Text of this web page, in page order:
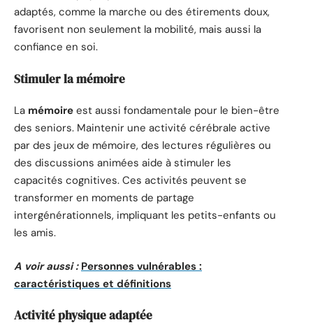
adaptés, comme la marche ou des étirements doux,
favorisent non seulement la mobilité, mais aussi la
confiance en soi.
Stimuler la mémoire
La mémoire est aussi fondamentale pour le bien-être
des seniors. Maintenir une activité cérébrale active
par des jeux de mémoire, des lectures régulières ou
des discussions animées aide à stimuler les
capacités cognitives. Ces activités peuvent se
transformer en moments de partage
intergénérationnels, impliquant les petits-enfants ou
les amis.
A voir aussi : Personnes vulnérables :
caractéristiques et définitions
Activité physique adaptée